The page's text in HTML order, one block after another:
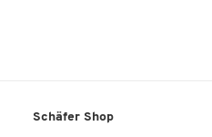
Schäfer Shop